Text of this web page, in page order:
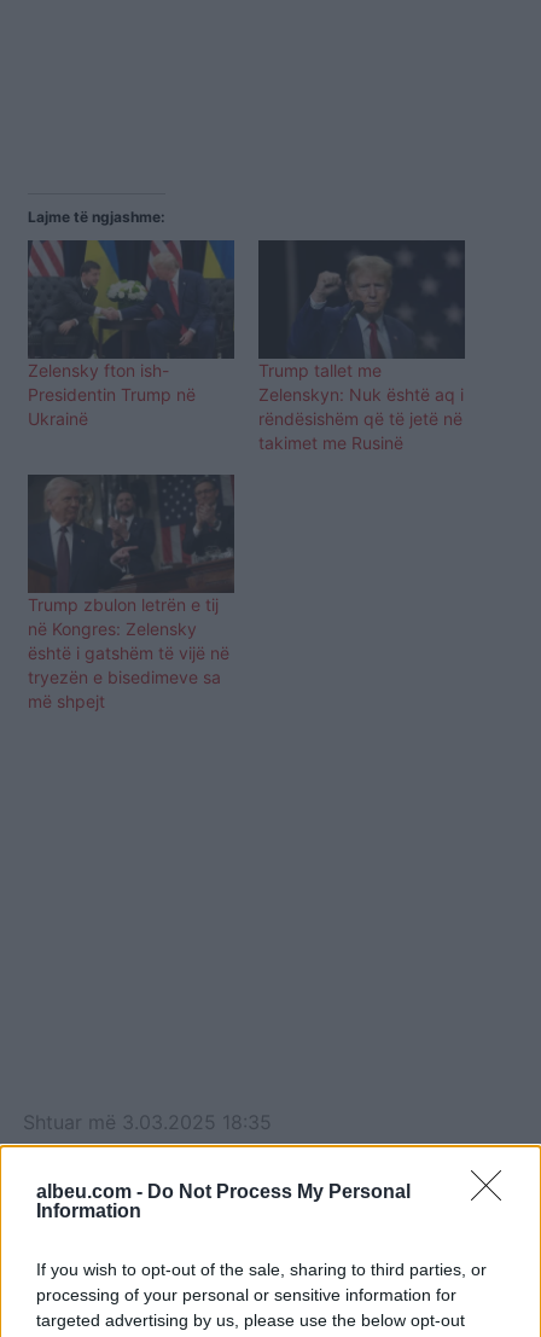
albeu.com - Do Not Process My Personal
Information
If you wish to opt-out of the sale, sharing to third parties, or
processing of your personal or sensitive information for
targeted advertising by us, please use the below opt-out
Lajme të ngjashme:
Zelensky fton ish-
Presidentin Trump në
Ukrainë
Trump tallet me
Zelenskyn: Nuk është aq i
rëndësishëm që të jetë në
takimet me Rusinë
Trump zbulon letrën e tij
në Kongres: Zelensky
është i gatshëm të vijë në
tryezën e bisedimeve sa
më shpejt
Shtuar më 3.03.2025 18:35